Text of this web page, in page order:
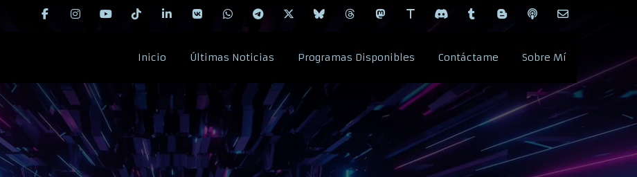
Inicio Últimas Noticias Programas Disponibles Contáctame Sobre Mí